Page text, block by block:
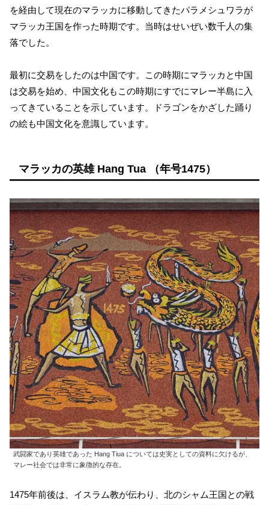
を経由して現在のマラッカに移動してきたパラメシュワラが
マラッカ王国を作った時期です。当時はせいぜい数千人の集
落でした。
最初に交易をしたのは中国です。この時期にマラッカと中国
は交易を始め、中国文化もこの時期にすでにマレー半島に入
ってきていることを示しています。ドラゴンをかざした踊り
の絵も中国文化を意識しています。
マラッカの英雄 Hang Tua （年号1475）
武闘家であり英雄であった Hang Tiua については史実としての資料に欠けるが、
マレー社会では非常に象徴的な存在。
1475年前後は、イスラム教が伝わり、北のシャム王国との戦